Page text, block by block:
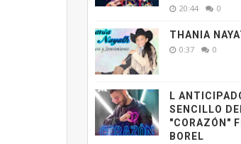
20:44 0
THANIA
0:37 0
L
SENCILLO
"CORAZÓN"
BOREL